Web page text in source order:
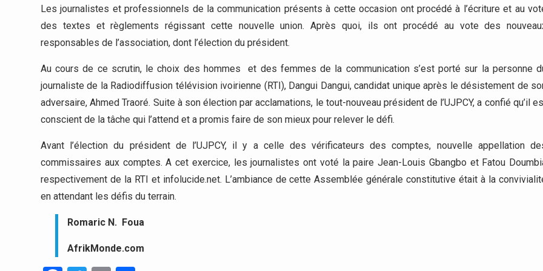
Les journalistes et professionnels de la communication présents à cette occasion ont procédé à l’écriture et au
des textes et règlements régissant cette nouvelle union. Après quoi, ils ont procédé au vote des
responsables de l’association, dont l’élection du président.
Au cours de ce scrutin, le choix des hommes et des femmes de la communication s’est porté sur la personne
journaliste de la Radiodiffusion télévision ivoirienne (RTI), Dangui Dangui, candidat unique après le désistement de
adversaire, Ahmed Traoré. Suite à son élection par acclamations, le tout-nouveau président de l’UJPCY, a confié qu’il
conscient de la tâche qui l’attend et a promis faire de son mieux pour relever le défi.
Avant l’élection du président de l’UJPCY, il y a celle des vérificateurs des comptes, nouvelle appellation
commissaires aux comptes. A cet exercice, les journalistes ont voté la paire Jean-Louis Gbangbo et Fatou
respectivement de la RTI et infolucide.net. L’ambiance de cette Assemblée générale constitutive était à la
en attendant les défis du terrain.
Romaric N. Foua
AfrikMonde.com